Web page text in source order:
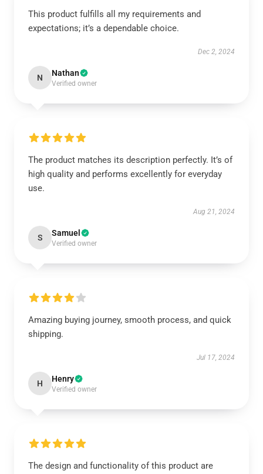
This product fulfills all my requirements and
expectations; it’s a dependable choice.
Dec 2, 2024
N Nathan
Verified owner
The product matches its description perfectly. It’s of
high quality and performs excellently for everyday
use.
Aug 21, 2024
S Samuel
Verified owner
Amazing buying journey, smooth process, and quick
shipping.
Jul 17, 2024
H Henry
Verified owner
The design and functionality of this product are